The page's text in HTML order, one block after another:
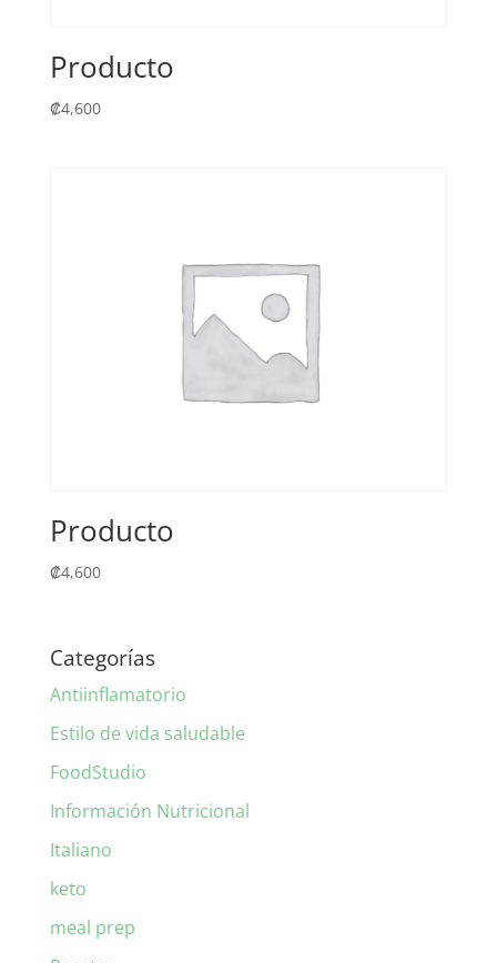
Producto
₡4,600
Producto
₡4,600
Categorías
Antiinflamatorio
Estilo de vida saludable
FoodStudio
Información Nutricional
Italiano
keto
meal prep